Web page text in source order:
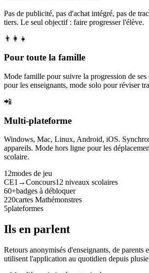
Pas de publicité, pas d'achat intégré, pas de
tiers. Le seul objectif : faire progresser l'élève.
👨‍👩‍👧
Pour toute la famille
Mode famille pour suivre la progression de ses
pour les enseignants, mode solo pour réviser
📲
Multi-plateforme
Windows, Mac, Linux, Android, iOS.
appareils. Mode hors ligne pour les
scolaire.
12modes de jeu
CE1→Concours12 niveaux scolaires
60+badges à débloquer
220cartes Mathémonstres
5plateformes
Ils en parlent
Retours anonymisés d'enseignants, de parents
utilisent l'application au quotidien depuis